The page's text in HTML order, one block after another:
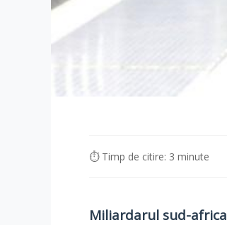
⏱ Timp de citire: 3 minute
Miliardarul sud-